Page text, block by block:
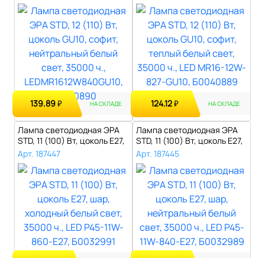
139.89₽ НА СКЛАДЕ 124.12₽ НА СКЛАДЕ
Лампа светодиодная ЭРА
STD, 11 (100) Вт, цоколь E27,
ша..
Арт. 187447
Лампа светодиодная ЭРА
STD, 11 (100) Вт, цоколь E27,
ша..
Арт. 187445